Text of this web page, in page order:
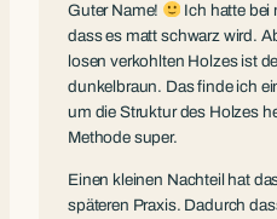
Guter Name!
Ich hatte bei
dass es matt schwarz wird.
losen verkohlten Holzes ist
dunkelbraun. Das finde ich
um die Struktur des Holzes
Methode super.
Einen kleinen Nachteil hat
späteren Praxis. Dadurch